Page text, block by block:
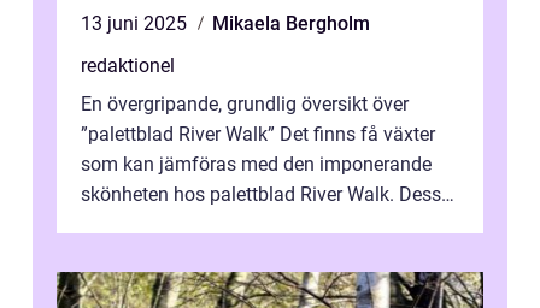
13 juni 2025
Mikaela Bergholm
redaktionel
En övergripande, grundlig översikt över
”palettblad River Walk” Det finns få växter
som kan jämföras med den imponerande
skönheten hos palettblad River Walk. Dess